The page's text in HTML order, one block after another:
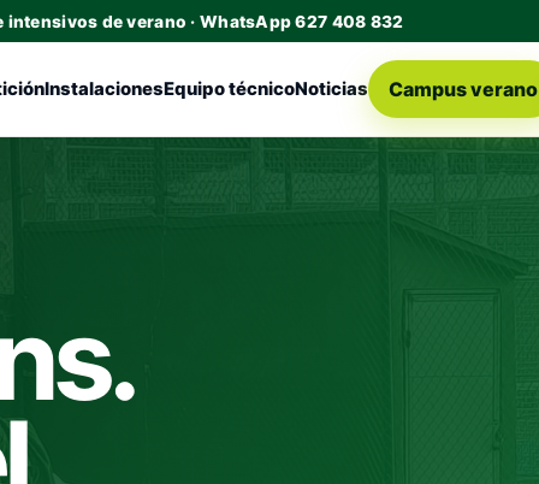
de verano · WhatsApp 627 408 832
InstalacionesEquipo técnicoNoticias Campus verano